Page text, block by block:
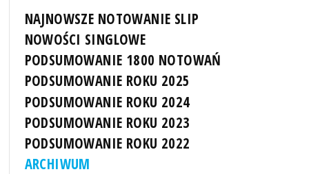
NAJNOWSZE NOTOWANIE SLIP
NOWOŚCI SINGLOWE
PODSUMOWANIE 1800 NOTOWAŃ
PODSUMOWANIE ROKU 2025
PODSUMOWANIE ROKU 2024
PODSUMOWANIE ROKU 2023
PODSUMOWANIE ROKU 2022
ARCHIWUM